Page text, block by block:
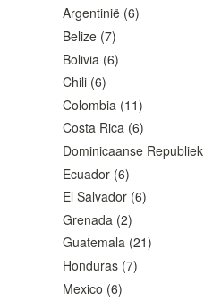
Argentinië (6)
Belize (7)
Bolivia (6)
Chili (6)
Colombia (11)
Costa Rica (6)
Dominicaanse Republiek
Ecuador (6)
El Salvador (6)
Grenada (2)
Guatemala (21)
Honduras (7)
Mexico (6)